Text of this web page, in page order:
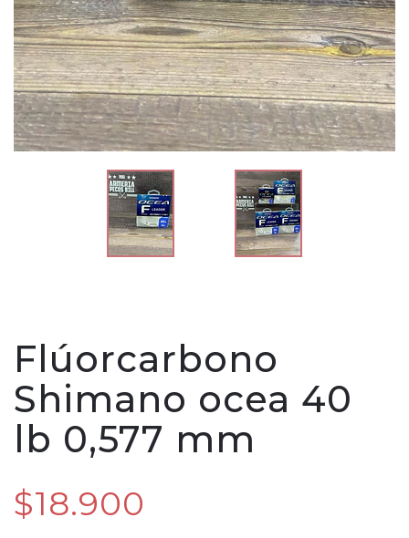
Flúorcarbono
Shimano ocea 40
lb 0,577 mm
$18.900